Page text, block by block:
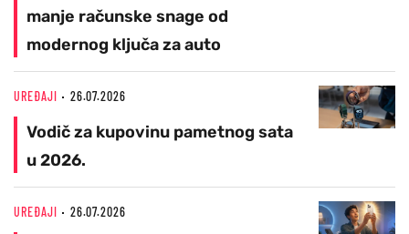
manje računske snage od
modernog ključa za auto
UREĐAJI 26.07.2026
Vodič za kupovinu pametnog sata
u 2026.
UREĐAJI 26.07.2026